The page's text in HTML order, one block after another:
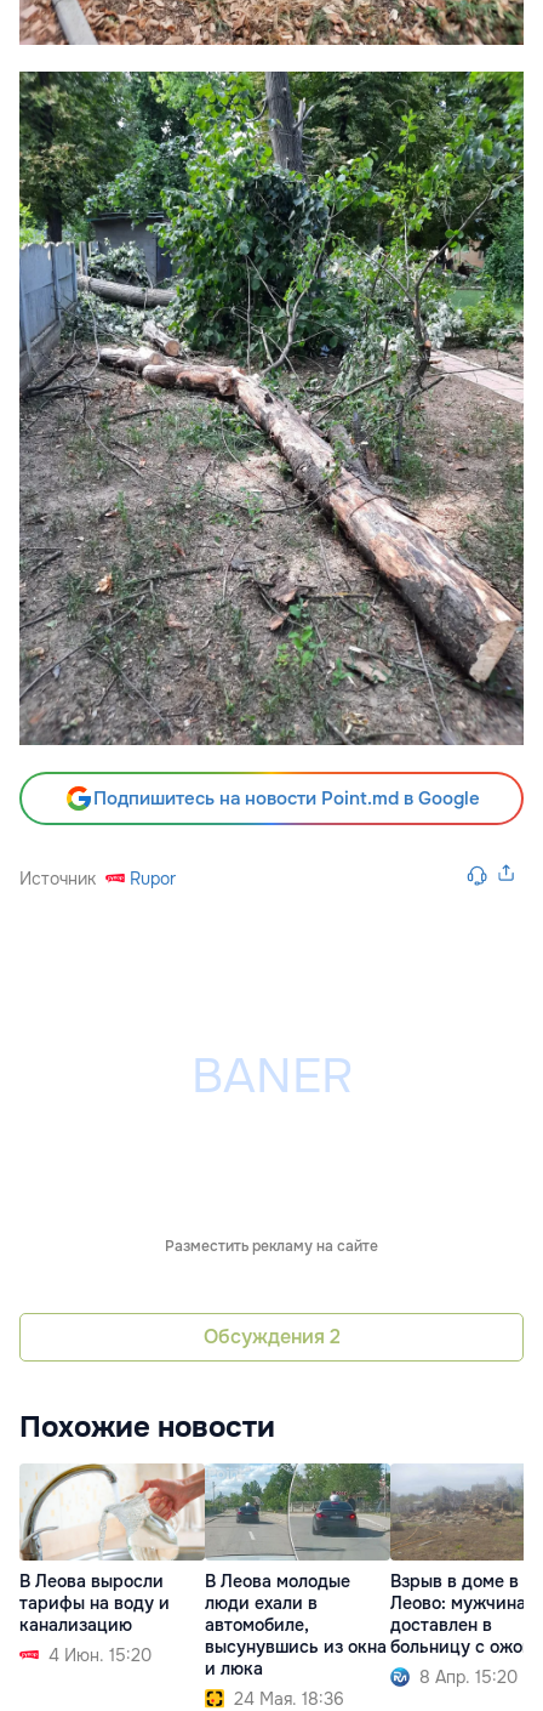
Подпишитесь на новости Point.md в Google
Источник Rupor
Разместить рекламу на сайте
Обсуждения 2
Похожие новости
В Леова выросли
тарифы на воду и
канализацию
4 Июн. 15:20
В Леова молодые
люди ехали в
автомобиле,
высунувшись из окна
и люка
24 Мая. 18:36
Взрыв в доме в
Леово: мужчина
доставлен в
больницу с
8 Апр. 15:20